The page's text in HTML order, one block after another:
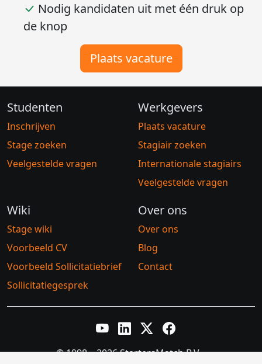
Nodig kandidaten uit met één druk op
de knop
Plaats vacature
Studenten
Inschrijven
Stage zoeken
Veelgestelde vragen
Werkgevers
Plaats vacature
Stagiair zoeken
Internationale stagiairs
Veelgestelde vragen
Wiki
Stage wiki
Voorbeeld CV
Voorbeeld Sollicitatiebrief
Sollicitatiegesprek
Over ons
Over ons
Blog
Contact
YouTubeLinkedInTwitter XFacebook
© 1998 – 2026 StartersMatch B.V.